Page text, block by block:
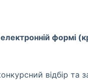
формі
відбір та